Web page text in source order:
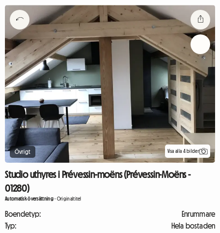
Övrigt Visa alla 4 bilder
Studio uthyres i Prévessin-moëns (Prévessin-Moëns -
01280)
Automatisk översättning-Originaltitel
Boendetyp:
Enrummare
Typ:
Hela bostaden